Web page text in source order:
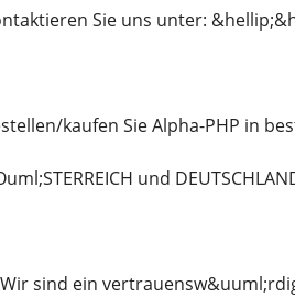
Sie uns unter:
kaufen Sie Alpha-PHP in
und
sind ein